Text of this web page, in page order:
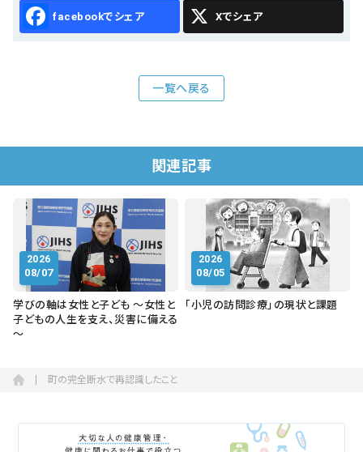
Facebook X
一覧へ戻る
関連記事
2026
08/07
学びの軸は女性と子ども ～女性と
子どもの人生を支え、災害に備える
～
2026
08/05
「小児の訪問診療」の現状と課題
町の完全断水で再認識したこと